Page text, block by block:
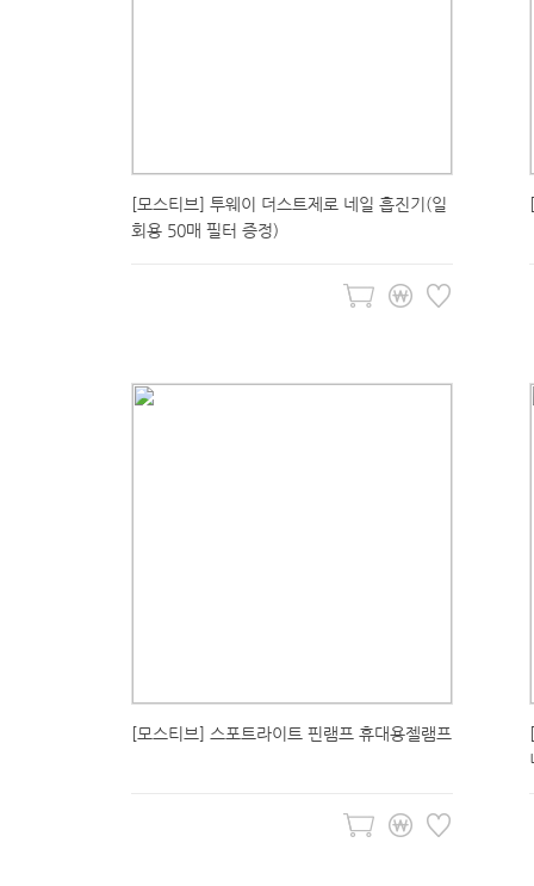
[모스티브] 투웨이 더스트제로 네일 흡진기(일
회용 50매 필터 증정)
[모스티브] 스포트라이트 핀램프 휴대용젤램프